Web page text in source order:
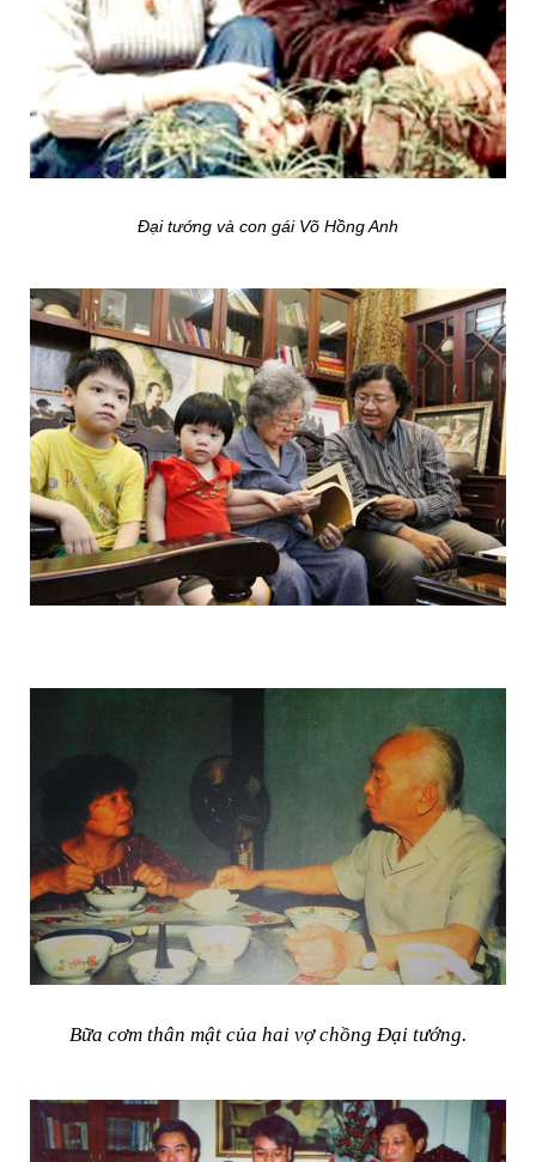
Đại tướng và con gái Võ Hồng Anh
Bữa cơm thân mật của hai vợ chồng Đại tướng.